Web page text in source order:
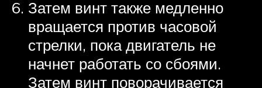
Затем винт также медленно
вращается против часовой
стрелки, пока двигатель не
начнет работать со сбоями.
Затем винт поворачивается